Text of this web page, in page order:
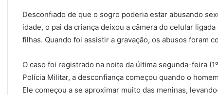
Desconfiado de que o sogro poderia estar abusando
idade, o pai da criança deixou a câmera do celular
filhas. Quando foi assistir a gravação, os abusos foram
O caso foi registrado na noite da última segunda-feira
Polícia Militar, a desconfiança começou quando o
Ele começou a se aproximar muito das meninas,